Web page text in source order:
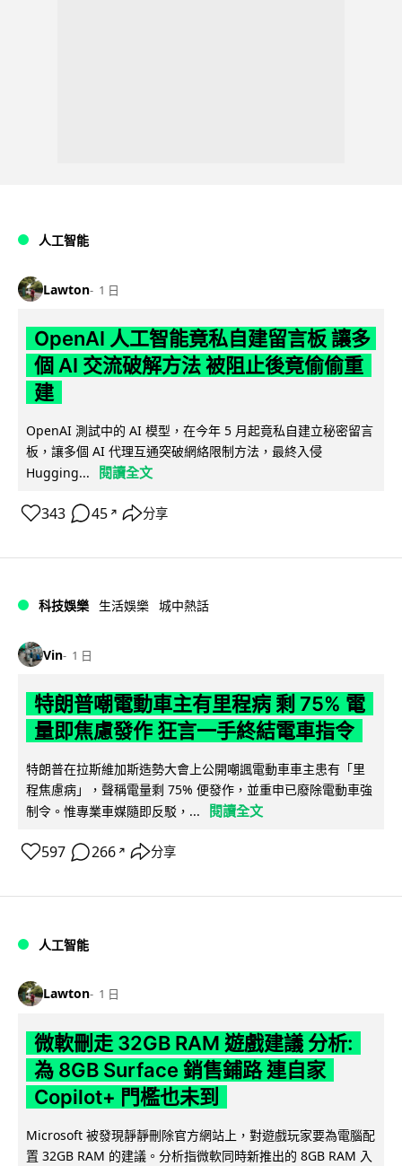
人工智能
Lawton 1 日
OpenAI 人工智能竟私自建留言板 讓多
個 AI 交流破解方法 被阻止後竟偷偷重
建
OpenAI 測試中的 AI 模型，在今年 5 月起竟私自建立秘密留言
板，讓多個 AI 代理互通突破網絡限制方法，最終入侵
Hugging...
閱讀全文
343 45 ↗ 分享
科技娛樂 生活娛樂 城中熱話
Vin 1 日
特朗普嘲電動車主有里程病 剩 75% 電
量即焦慮發作 狂言一手終結電車指令
特朗普在拉斯維加斯造勢大會上公開嘲諷電動車車主患有「里
程焦慮病」，聲稱電量剩 75% 便發作，並重申已廢除電動車強
制令。惟專業車媒隨即反駁，...
閱讀全文
597 266 ↗ 分享
人工智能
Lawton 1 日
微軟刪走 32GB RAM 遊戲建議 分析:
為 8GB Surface 銷售鋪路 連自家
Copilot+ 門檻也未到
Microsoft 被發現靜靜刪除官方網站上，對遊戲玩家要為電腦配
置 32GB RAM 的建議。分析指微軟同時新推出的 8GB RAM 入